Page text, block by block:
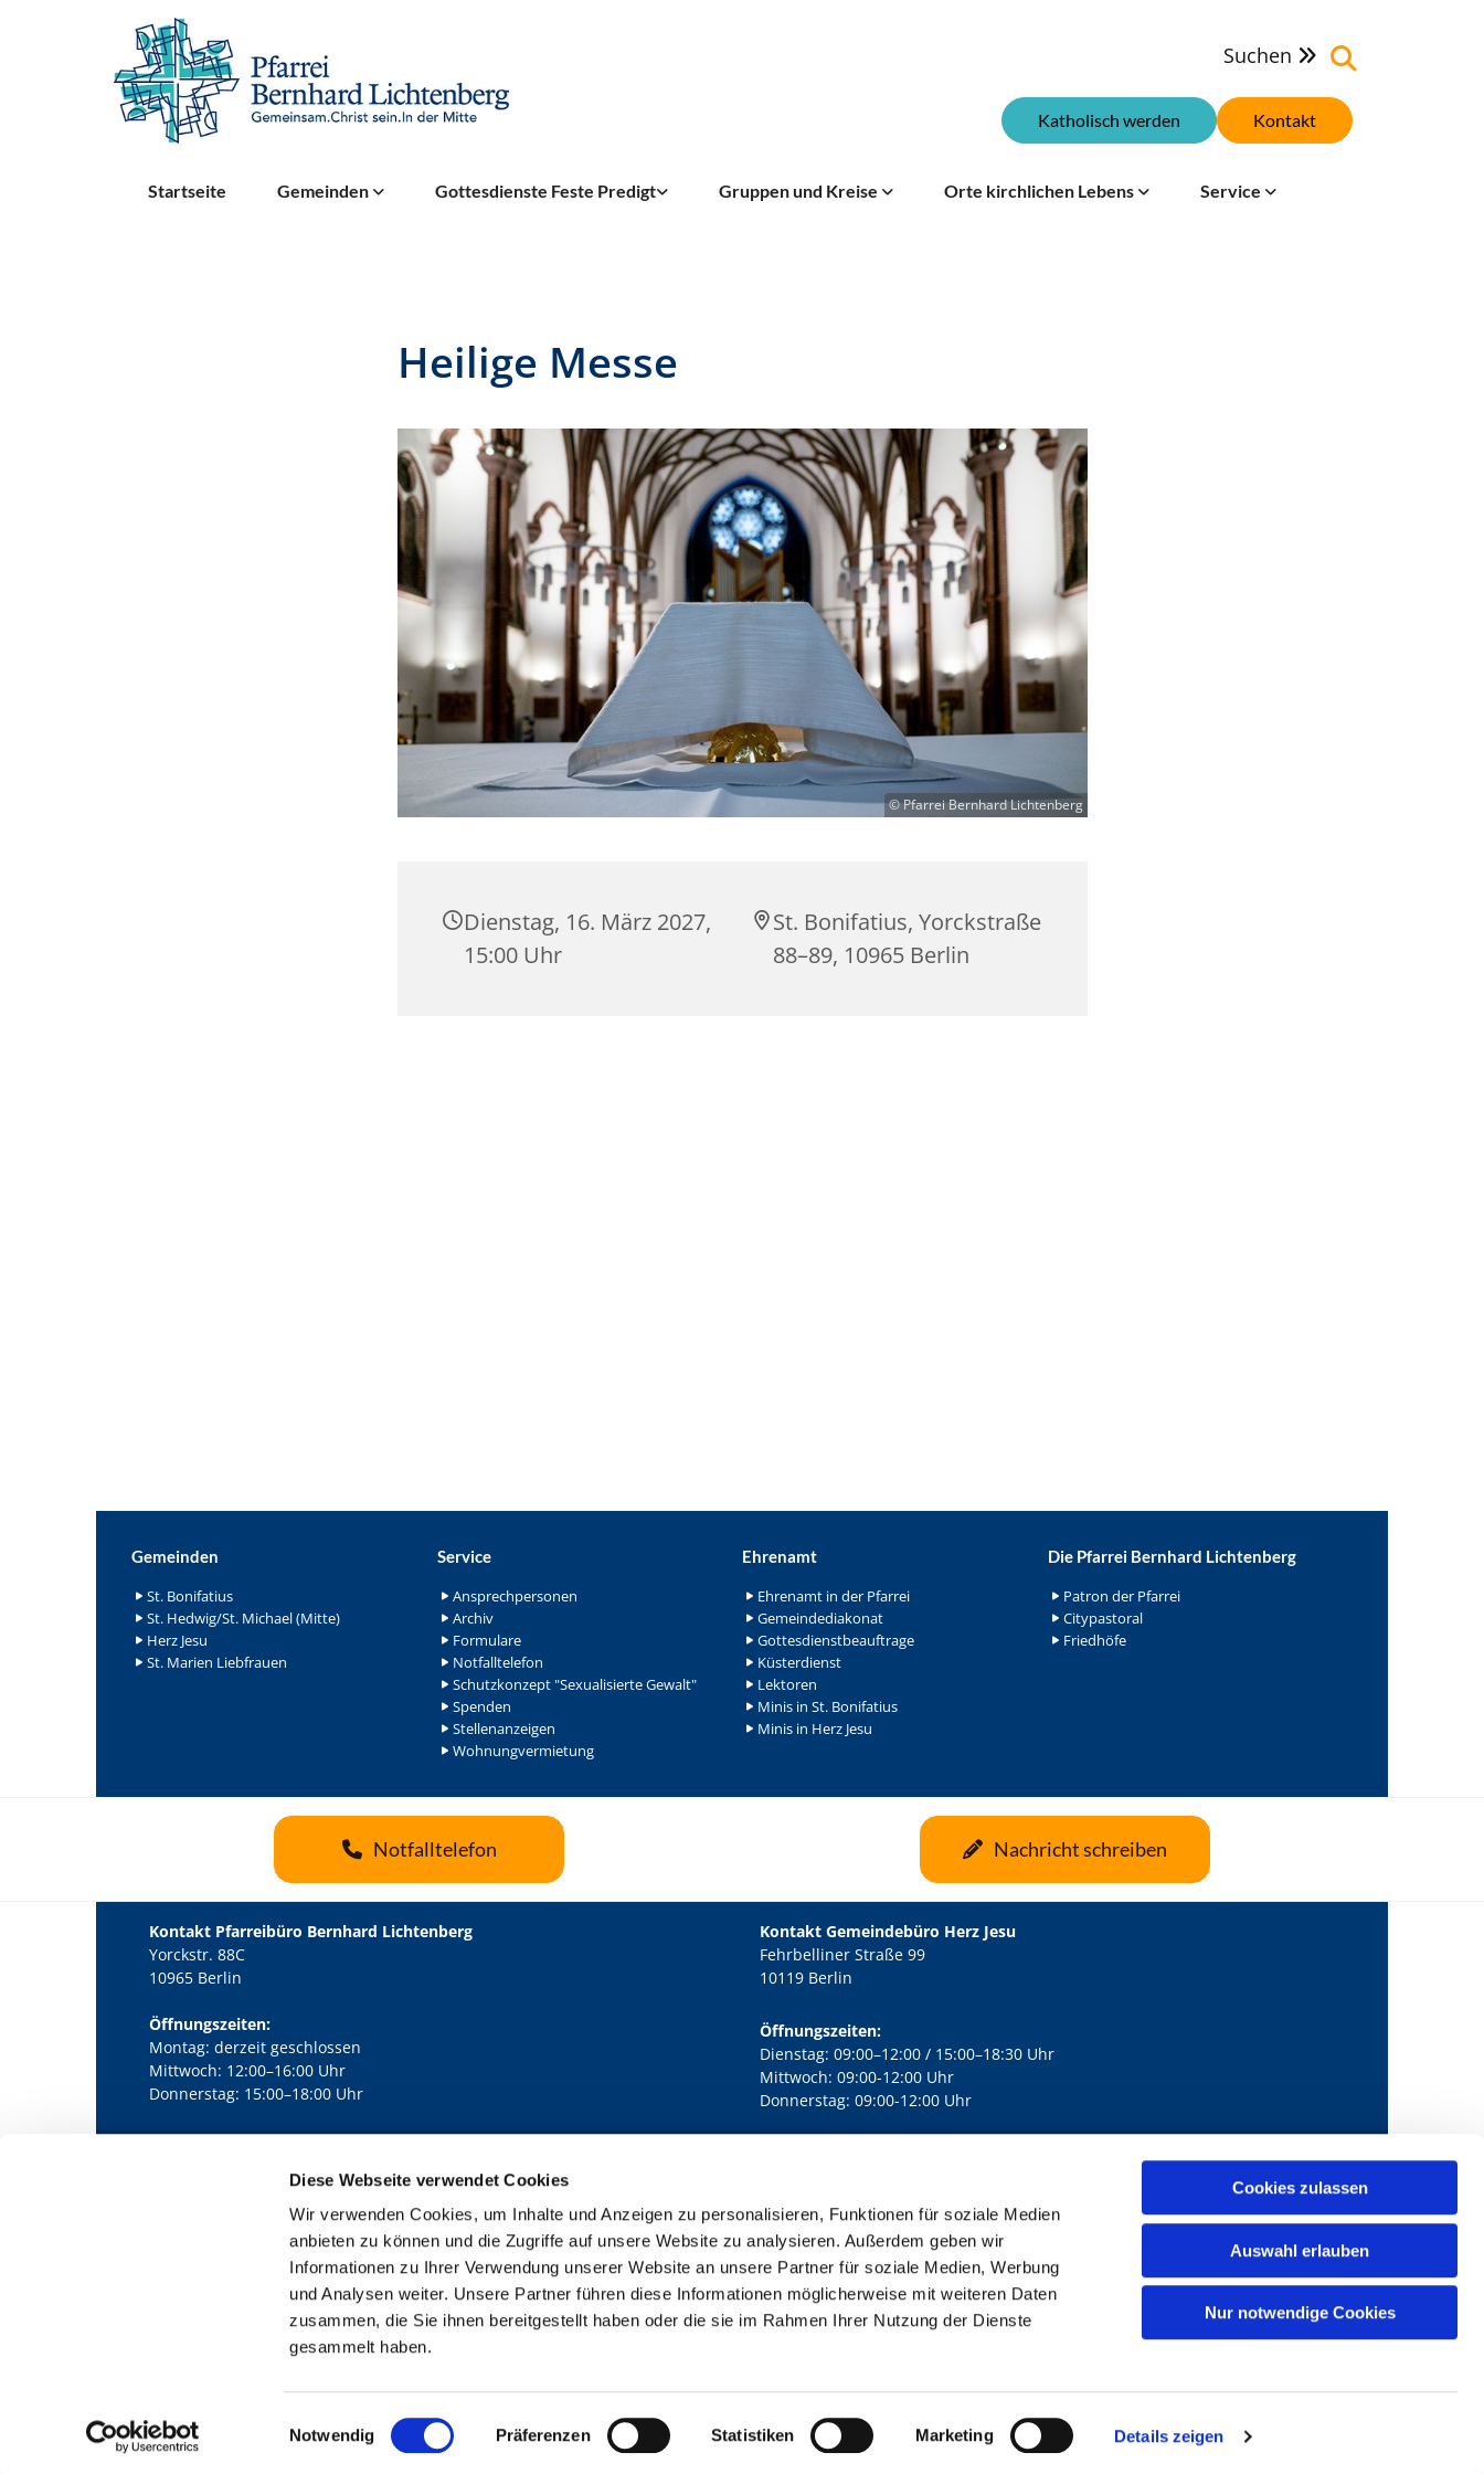
Diese Webseite verwendet Cookies
Wir verwenden Cookies, um Inhalte und Anzeigen zu personalisieren, Funktionen für soziale Medien
anbieten zu können und die Zugriffe auf unsere Website zu analysieren. Außerdem geben wir
Informationen zu Ihrer Verwendung unserer Website an unsere Partner für soziale Medien, Werbung
und Analysen weiter. Unsere Partner führen diese Informationen möglicherweise mit weiteren Daten
zusammen, die Sie ihnen bereitgestellt haben oder die sie im Rahmen Ihrer Nutzung der Dienste
gesammelt haben.
i
Notwendig Präferenzen Statistiken Marketing Details zeigen
Cookies zulassen
Auswahl erlauben
Nur notwendige Cookies
Suchen 
Kontakt
Katholisch werden
Startseite Gemeinden Gottesdienste Feste Predigt Gruppen und Kreise Orte kirchlichen Lebens Service
Heilige Messe
© Pfarrei Bernhard Lichtenberg
Dienstag, 16. März 2027,
15:00 Uhr
St. Bonifatius, Yorckstraße
88–89, 10965 Berlin
Gemeinden
St. Bonifatius
St. Hedwig/St. Michael (Mitte)
Herz Jesu
St. Marien Liebfrauen
Service
Ansprechpersonen
Archiv
Formulare
Notfalltelefon
Schutzkonzept "Sexualisierte Gewalt"
Spenden
Stellenanzeigen
Wohnungvermietung
Ehrenamt
Ehrenamt in der Pfarrei
Gemeindediakonat
Gottesdienstbeauftrage
Küsterdienst
Lektoren
Minis in St. Bonifatius
Minis in Herz Jesu
Die Pfarrei Bernhard Lichtenberg
Patron der Pfarrei
Citypastoral
Friedhöfe
Notfalltelefon Nachricht schreiben
Kontakt Pfarreibüro Bernhard Lichtenberg
Yorckstr. 88C
10965 Berlin
Öffnungszeiten:
Montag: derzeit geschlossen
Mittwoch: 12:00–16:00 Uhr
Donnerstag: 15:00–18:00 Uhr
Kontakt Gemeindebüro Herz Jesu
Fehrbelliner Straße 99
10119 Berlin
Öffnungszeiten:
Dienstag: 09:00–12:00 / 15:00–18:30 Uhr
Mittwoch: 09:00-12:00 Uhr
Donnerstag: 09:00-12:00 Uhr
Kath. Kirchengemeinde Pfarrei Bernhard Lichtenberg Berlin-Mitte · Yorckstr. 88C, 10965 Berlin mail@bernhard-lichtenberg.berlin
Kontaktinformationen Impressum